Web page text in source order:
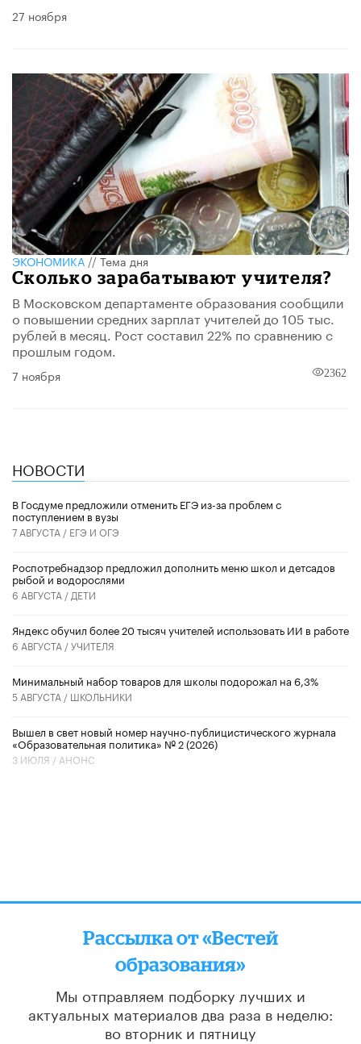
27 ноября
ЭКОНОМИКА//Тема дня
Сколько зарабатывают учителя?
В Московском департаменте образования сообщили
о повышении средних зарплат учителей до 105 тыс.
рублей в месяц. Рост составил 22% по сравнению с
прошлым годом.
7 ноября 2362
НОВОСТИ
В Госдуме предложили отменить ЕГЭ из-за проблем с
поступлением в вузы
7 АВГУСТА / ЕГЭ И ОГЭ
Роспотребнадзор предложил дополнить меню школ и детсадов
рыбой и водорослями
6 АВГУСТА / ДЕТИ
​Яндекс обучил более 20 тысяч учителей использовать ИИ в работе
6 АВГУСТА /УЧИТЕЛЯ
Минимальный набор товаров для школы подорожал на 6,3%
5 АВГУСТА / ШКОЛЬНИКИ
Вышел в свет новый номер научно-публицистического журнала
«Образовательная политика» № 2 (2026)
3 ИЮЛЯ / АНОНС
Рассылка от «Вестей
образования»
Мы отправляем подборку лучших и
актуальных материалов два раза в неделю:
во вторник и пятницу